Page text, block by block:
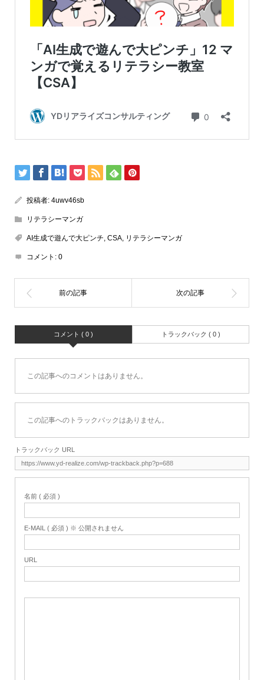
投稿者: 4uwv46sb
リテラシーマンガ
AI生成で遊んで大ピンチ CSA, リテラシーマンガ
コメント: 0
コメント ( 0 ) トラックバック ( 0 )
この記事へのコメントはありません。
この記事へのトラックバックはありません。
トラックバック URL
名前 ( 必須 )
E-MAIL ( 必須 ) ※ 公開されません
URL